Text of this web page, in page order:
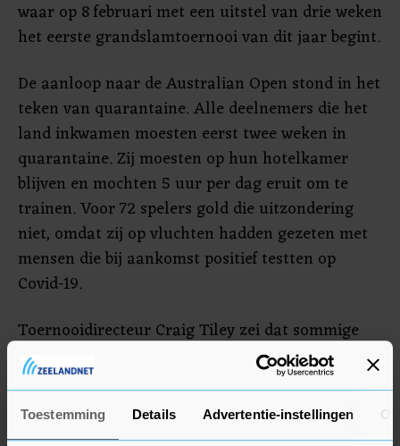
Toestemming Details Advertentie-instellingen
waar op 8 februari met een uitstel van drie weken
het eerste grandslamtoernooi van dit jaar begint.
De aanloop naar de Australian Open stond in het
teken van quarantaine. Alle deelnemers die het
land inkwamen moesten eerst twee weken in
quarantaine. Zij moesten op hun hotelkamer
blijven en mochten 5 uur per dag eruit om te
trainen. Voor 72 spelers gold die uitzondering
niet, omdat zij op vluchten hadden gezeten met
mensen die bij aankomst positief testten op
Covid-19.
Toernooidirecteur Craig Tiley zei dat sommige
spelers de 'opsluiting' van twee weken maar
moeilijk konden doorstaan. Hij kreeg vrij aparte
verzoeken van de zich vervelende tennissers. "De
vreemdste verzoeken waren een poes of een hond